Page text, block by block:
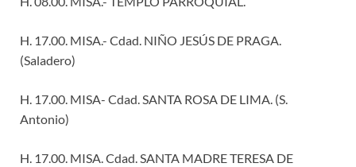
H. 17.00. MISA.- Cdad. NIÑO JESÚS DE PRAGA.
(Saladero)
H. 17.00. MISA- Cdad. SANTA ROSA DE LIMA. (S.
Antonio)
H. 17.00. MISA. Cdad. SANTA MADRE TERESA DE